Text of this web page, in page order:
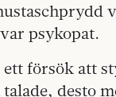
psykopat.
försök att
desto